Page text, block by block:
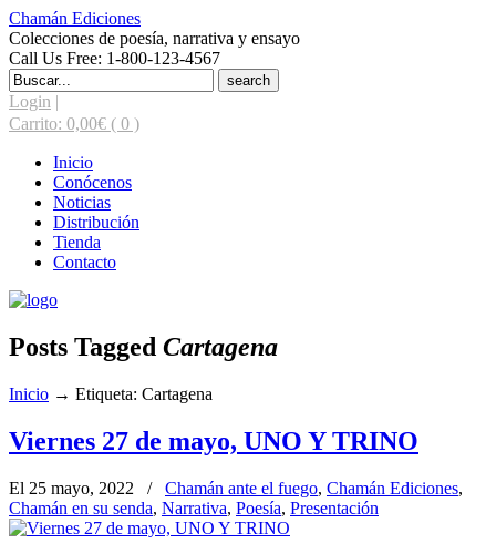
Chamán Ediciones
Colecciones de poesía, narrativa y ensayo
Call Us Free: 1-800-123-4567
Search
for:
Login |
Carrito: 0,00€ ( 0 )
Inicio
Conócenos
Noticias
Distribución
Tienda
Contacto
Posts Tagged Cartagena
Inicio → Etiqueta: Cartagena
Viernes 27 de mayo, UNO Y TRINO
El 25 mayo, 2022 / Chamán ante el fuego, Chamán Ediciones,
Chamán en su senda, Narrativa, Poesía, Presentación